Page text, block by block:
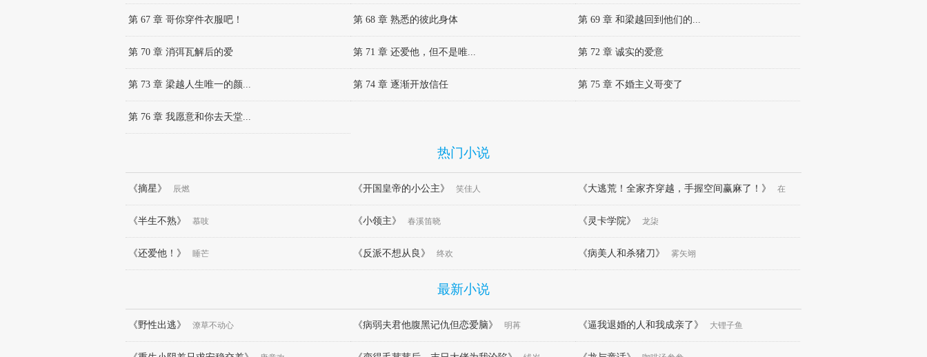
第 67 章 哥你穿件衣服吧！ 第 68 章 熟悉的彼此身体 第 69 章 和梁越回到他们的...
第 70 章 消弭瓦解后的爱 第 71 章 还爱他，但不是唯... 第 72 章 诚实的爱意
第 73 章 梁越人生唯一的颜... 第 74 章 逐渐开放信任 第 75 章 不婚主义哥变了
第 76 章 我愿意和你去天堂...
热门小说
《摘星》 辰燃 《开国皇帝的小公主》 笑佳人 《大逃荒！全家齐穿越，手握空间赢麻了！》 在
逃小公主
《半生不熟》 慕吱 《小领主》 春溪笛晓 《灵卡学院》 龙柒
《还爱他！》 睡芒 《反派不想从良》 终欢 《病美人和杀猪刀》 雾矢翊
最新小说
《野性出逃》 潦草不动心 《病弱夫君他腹黑记仇但恋爱脑》 明苒 《逼我退婚的人和我成亲了》 大锂子鱼